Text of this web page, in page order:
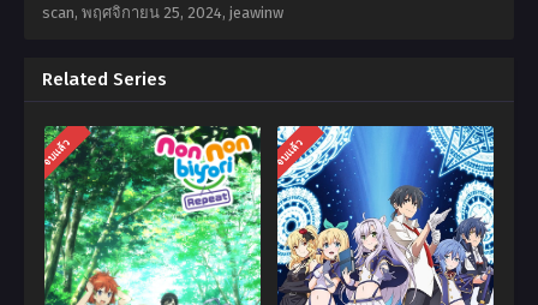
scan, พฤศจิกายน 25, 2024, jeawinw
Related Series
จบแล้ว จบแล้ว